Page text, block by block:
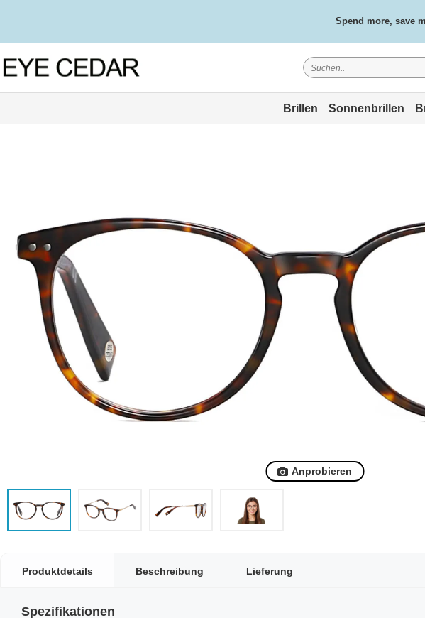
Spend more, save
Free
Brillen Sonnenbrillen
Anprobieren
Produktdetails Beschreibung Lieferung
Spezifikationen